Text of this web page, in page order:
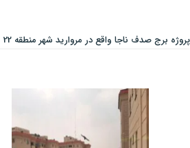
پروژه برج صدف ناجا واقع در مروارید شهر منطقه 22